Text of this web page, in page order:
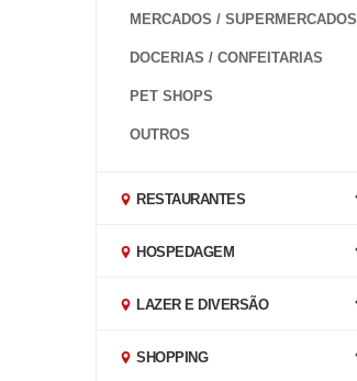
MERCADOS / SUPERMERCADOS
DOCERIAS / CONFEITARIAS
PET SHOPS
OUTROS
RESTAURANTES
HOSPEDAGEM
LAZER E DIVERSÃO
SHOPPING